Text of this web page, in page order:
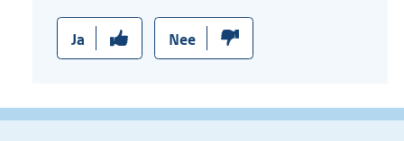
Ja Nee